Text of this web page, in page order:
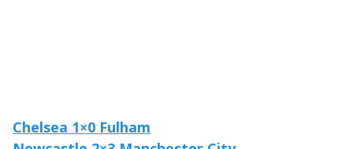
Chelsea 1×0 Fulham